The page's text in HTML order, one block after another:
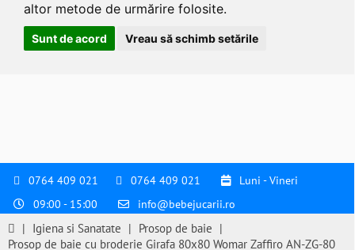
altor metode de urmărire folosite.
Sunt de acord Vreau să schimb setările
0764 409 021 0764 409 021
Luni - Vineri
09:00 - 15:00
info@bebejucarii.ro
| Igiena si Sanatate | Prosop de baie |
Prosop de baie cu broderie Girafa 80x80 Womar Zaffiro AN-ZG-80